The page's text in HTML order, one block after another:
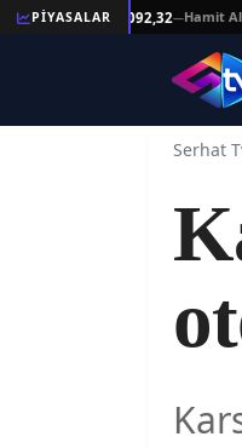
PİYASALAR
Reşat Altın44.092,32— Hamit Altın
Serhat